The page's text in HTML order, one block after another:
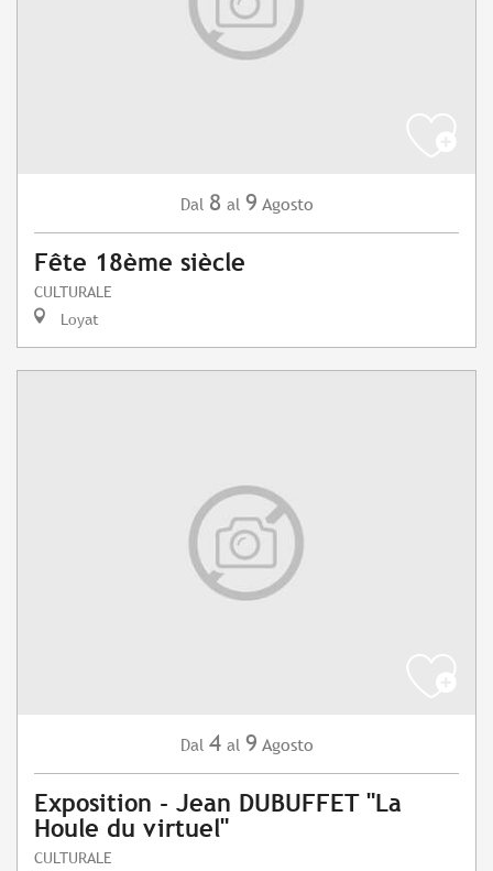
Dal 8 al 9 Agosto
Fête 18ème siècle
CULTURALE
Loyat
Dal 4 al 9 Agosto
Exposition - Jean DUBUFFET "La
Houle du virtuel"
CULTURALE